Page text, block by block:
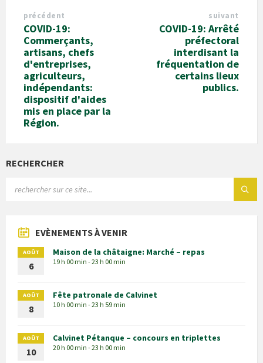
précédent
COVID-19:
Commerçants,
artisans, chefs
d'entreprises,
agriculteurs,
indépendants:
dispositif d'aides
mis en place par la
Région.
suivant
COVID-19: Arrêté
préfectoral
interdisant la
fréquentation de
certains lieux
publics.
RECHERCHER
EVÈNEMENTS À VENIR
AOÛT
6
Maison de la châtaigne: Marché – repas
19 h 00 min - 23 h 00 min
AOÛT
8
Fête patronale de Calvinet
10 h 00 min - 23 h 59 min
AOÛT
10
Calvinet Pétanque – concours en triplettes
20 h 00 min - 23 h 00 min